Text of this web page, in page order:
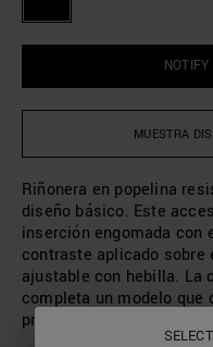
MUESTRA
Riñonera en popelina
diseño básico. Este
inserción engomada con
contraste aplicado
ajustable con hebilla. La
completa un modelo que
practicidad.